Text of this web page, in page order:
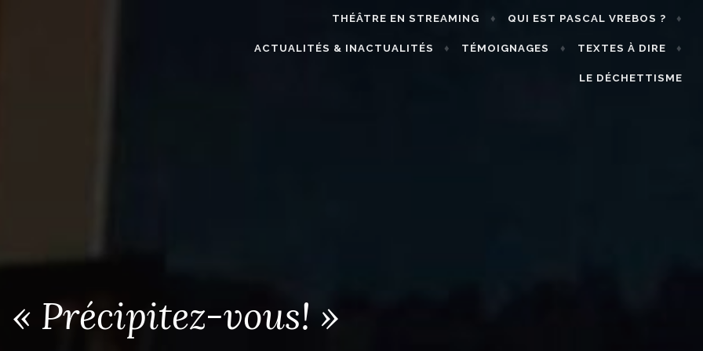
THÉÂTRE EN STREAMING QUI EST PASCAL VREBOS ?
ACTUALITÉS & INACTUALITÉS TÉMOIGNAGES TEXTES À DIRE
LE DÉCHETTISME
« Précipitez-vous! »